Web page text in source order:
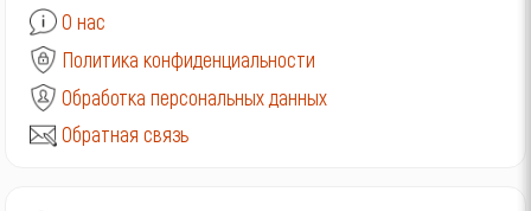
О нас
Политика конфиденциальности
Обработка персональных данных
Обратная связь